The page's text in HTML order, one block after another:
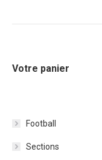
Votre panier
Football
Sections